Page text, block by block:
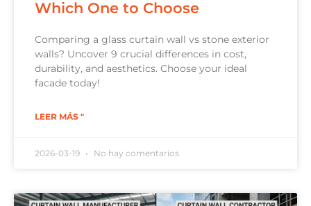
Which One to Choose
Comparing a glass curtain wall vs stone exterior
walls? Uncover 9 crucial differences in cost,
durability, and aesthetics. Choose your ideal
facade today!
LEER MÁS "
2026-03-19 No hay comentarios